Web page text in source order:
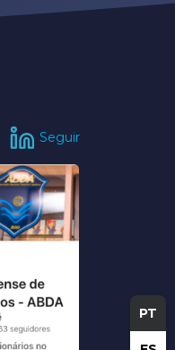
PT
Seguir